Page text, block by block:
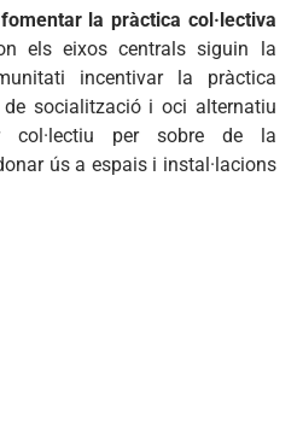
la pràctica col·lectiva
els eixos centrals siguin la
incentivar la pràctica
socialització i oci alternatiu
col·lectiu per sobre de la
ús a espais i instal·lacions